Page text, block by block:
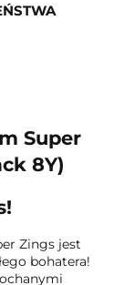
Super
8Y)
Zings jest
bohatera!